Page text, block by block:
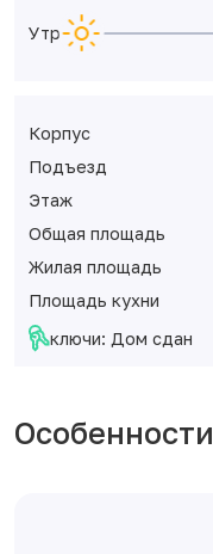
Утро
Корпус
Подъезд
Этаж
Общая площадь
Жилая площадь
Площадь кухни
ключи: Дом сдан
Особенности